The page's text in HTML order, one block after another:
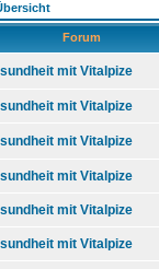
Forum
mit Vitalpize
mit Vitalpize
mit Vitalpize
mit Vitalpize
mit Vitalpize
mit Vitalpize